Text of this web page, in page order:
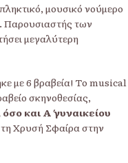
μουσικό νούμερο
Παρουσιαστής των
μεγαλύτερη
με 6 βραβεία! Το musical
σκηνοθεσίας,
και Α΄ γυναικείου
Χρυσή Σφαίρα στην